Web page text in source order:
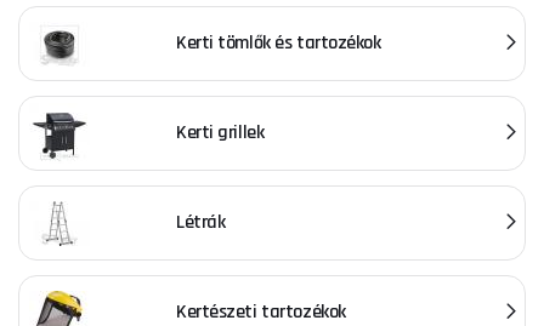
Kerti tömlők és tartozékok
Kerti grillek
Létrák
Kertészeti tartozékok